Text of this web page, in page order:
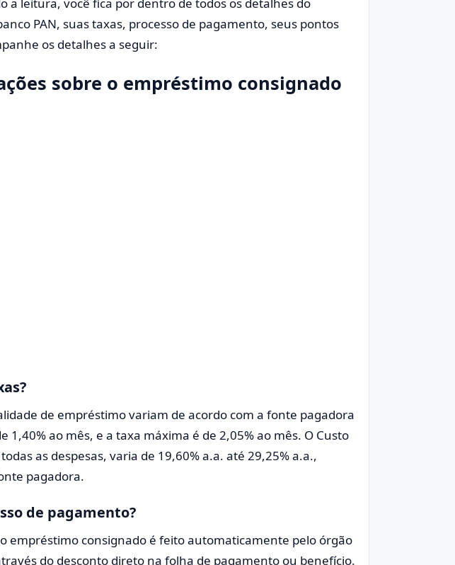
PAN, suas taxas, processo de pagamento, seus pontos
os detalhes a seguir:
sobre o empréstimo consignado
de empréstimo variam de acordo com a fonte pagadora
1,40% ao mês, e a taxa máxima é de 2,05% ao mês. O Custo
as despesas, varia de 19,60% a.a. até 29,25% a.a.,
pagadora.
de pagamento?
empréstimo consignado é feito automaticamente pelo órgão
do desconto direto na folha de pagamento ou benefício.